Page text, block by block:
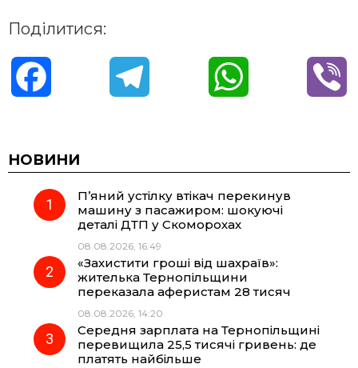
Поділитися:
c
e
o
k
e
g
r
a
m
t
НОВИНИ
П’яний устілку втікач перекинув
машину з пасажиром: шокуючі
деталі ДТП у Скоморохах
08.08.2026, 16:49
«Захистити гроші від шахраїв»:
жителька Тернопільщини
переказала аферистам 28 тисяч
08.08.2026, 14:20
Середня зарплата на Тернопільщині
перевищила 25,5 тисячі гривень: де
платять найбільше